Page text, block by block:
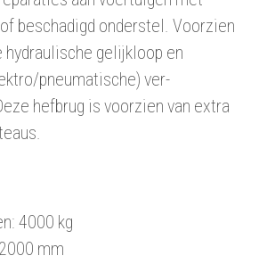
beschadigd onderstel. Voorzien
gelijkloop en
pneumatische) ver-
hefbrug is voorzien van extra
4000 kg
mm